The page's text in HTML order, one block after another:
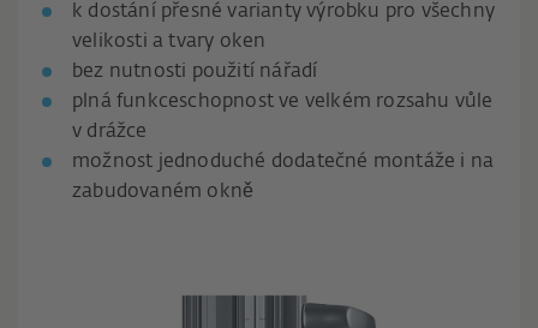
k dostání přesné varianty výrobku pro všechny
velikosti a tvary oken
bez nutnosti použití nářadí
plná funkceschopnost ve velkém rozsahu vůle
v drážce
možnost jednoduché dodatečné montáže i na
zabudovaném okně